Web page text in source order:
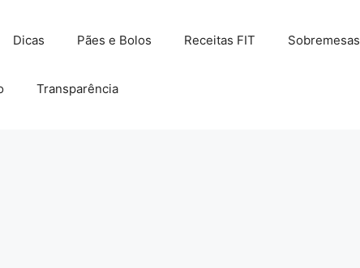
Dicas Pães e Bolos Receitas FIT Sobremesas
Transparência